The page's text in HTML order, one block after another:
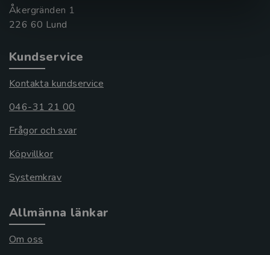
Åkergränden 1
Kundservice
Kontakta kundservice
046-31 21 00
Frågor och svar
Köpvillkor
Systemkrav
Allmänna länkar
Om oss